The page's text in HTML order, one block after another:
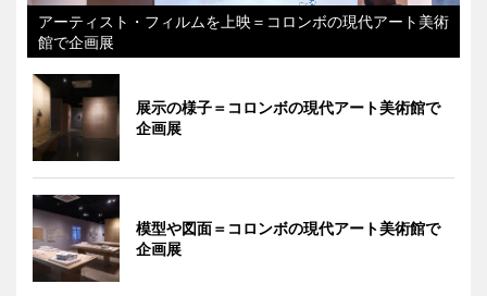
アーティスト・フィルムを上映＝コロンボの現代アート美術
館で企画展
展示の様子＝コロンボの現代アート美術館で
企画展
模型や図面＝コロンボの現代アート美術館で
企画展